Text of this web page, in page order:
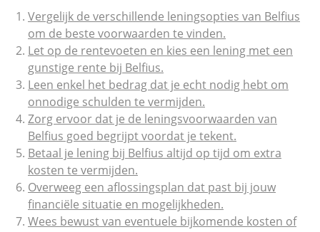
Vergelijk de verschillende leningsopties van Belfius
om de beste voorwaarden te vinden.
Let op de rentevoeten en kies een lening met een
gunstige rente bij Belfius.
Leen enkel het bedrag dat je echt nodig hebt om
onnodige schulden te vermijden.
Zorg ervoor dat je de leningsvoorwaarden van
Belfius goed begrijpt voordat je tekent.
Betaal je lening bij Belfius altijd op tijd om extra
kosten te vermijden.
Overweeg een aflossingsplan dat past bij jouw
financiële situatie en mogelijkheden.
Wees bewust van eventuele bijkomende kosten of